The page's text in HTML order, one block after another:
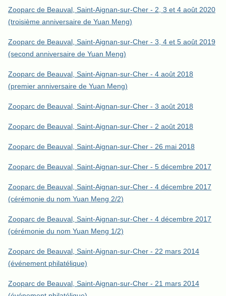
Zooparc de Beauval, Saint-Aignan-sur-Cher - 2, 3 et 4 août 2020
(troisième anniversaire de Yuan Meng)
Zooparc de Beauval, Saint-Aignan-sur-Cher - 3, 4 et 5 août 2019
(second anniversaire de Yuan Meng)
Zooparc de Beauval, Saint-Aignan-sur-Cher - 4 août 2018
(premier anniversaire de Yuan Meng)
Zooparc de Beauval, Saint-Aignan-sur-Cher - 3 août 2018
Zooparc de Beauval, Saint-Aignan-sur-Cher - 2 août 2018
Zooparc de Beauval, Saint-Aignan-sur-Cher - 26 mai 2018
Zooparc de Beauval, Saint-Aignan-sur-Cher - 5 décembre 2017
Zooparc de Beauval, Saint-Aignan-sur-Cher - 4 décembre 2017
(cérémonie du nom Yuan Meng 2/2)
Zooparc de Beauval, Saint-Aignan-sur-Cher - 4 décembre 2017
(cérémonie du nom Yuan Meng 1/2)
Zooparc de Beauval, Saint-Aignan-sur-Cher - 22 mars 2014
(événement philatélique)
Zooparc de Beauval, Saint-Aignan-sur-Cher - 21 mars 2014